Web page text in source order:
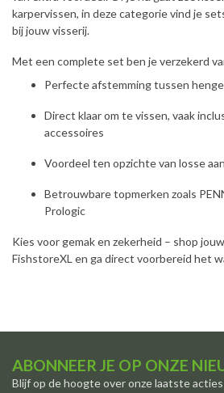
karpervissen, in deze categorie vind je
bij jouw visserij.
Met een complete set ben je verzekerd
Perfecte afstemming tussen
Direct klaar om te vissen, vaak
accessoires
Voordeel ten opzichte van losse
Betrouwbare topmerken zoals
Prologic
Kies voor gemak en zekerheid – shop
FishstoreXL en ga direct voorbereid het
ABONNEER JE OP ONZE
Blijf op de hoogte over onze laatste acties